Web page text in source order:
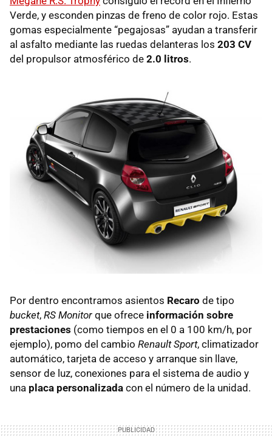
Verde, y esconden pinzas de freno de color rojo. Estas
gomas especialmente “pegajosas” ayudan a transferir
al asfalto mediante las ruedas delanteras los 203 CV
del propulsor atmosférico de 2.0 litros.
Por dentro encontramos asientos Recaro de tipo
bucket, RS Monitor que ofrece información sobre
prestaciones (como tiempos en el 0 a 100 km/h, por
ejemplo), pomo del cambio Renault Sport, climatizador
automático, tarjeta de acceso y arranque sin llave,
sensor de luz, conexiones para el sistema de audio y
una placa personalizada con el número de la unidad.